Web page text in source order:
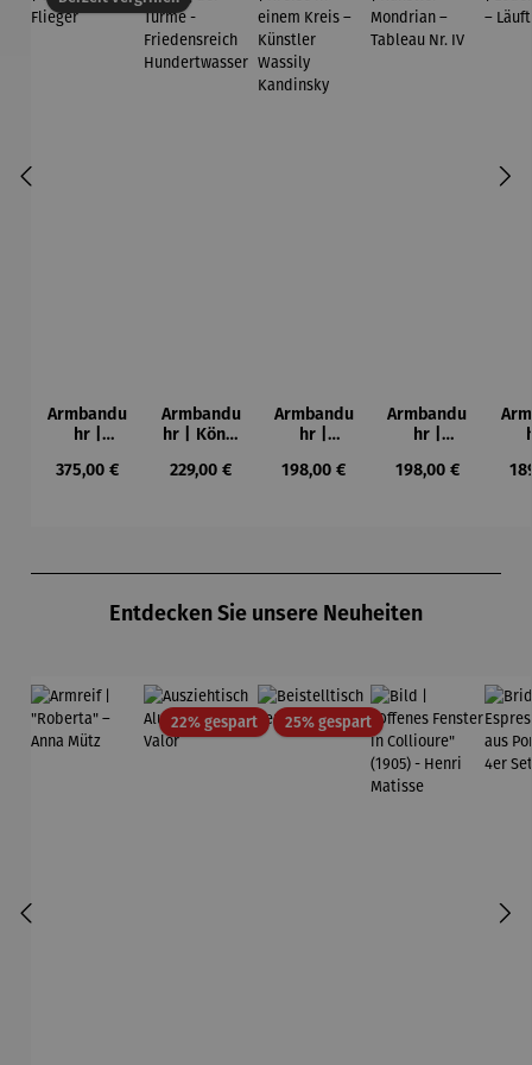
Armbandu
hr |
ph –
Regulärer Preis:
375,00 €
Armbandu
hr | König
-
Regulärer Preis:
229,00 €
Armbandu
hr |
einem
Regulärer Preis:
198,00 €
Armbandu
hr |
Mondrian
Regulärer Preis:
198,00 €
Entdecken Sie unsere Neuheiten
22% gespartRabatt25% gespartRabatt